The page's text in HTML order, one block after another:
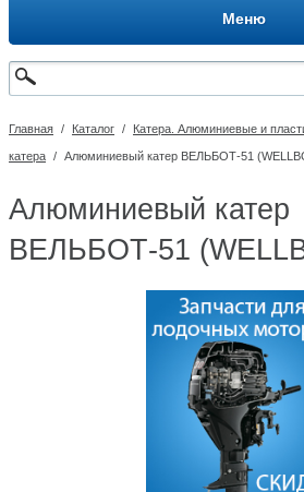
Меню
Главная / Каталог / Катера. Алюминиевые и
катера / Алюминиевый катер ВЕЛЬБОТ-51
Алюминиевый катер
ВЕЛЬБОТ-51